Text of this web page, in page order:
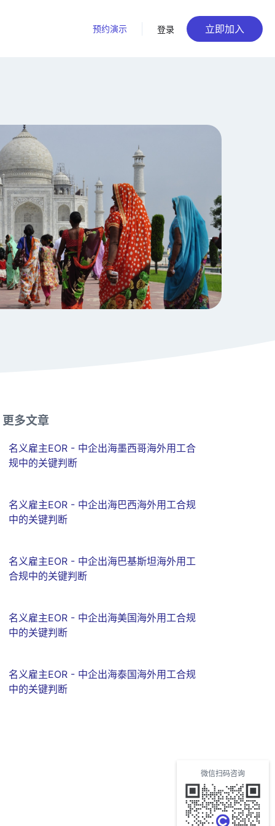
预约演示 登录 立即加入
更多文章
名义雇主EOR - 中企出海墨西哥海外用工合
规中的关键判断
名义雇主EOR - 中企出海巴西海外用工合规
中的关键判断
名义雇主EOR - 中企出海巴基斯坦海外用工
合规中的关键判断
名义雇主EOR - 中企出海美国海外用工合规
中的关键判断
名义雇主EOR - 中企出海泰国海外用工合规
中的关键判断
微信扫码咨询